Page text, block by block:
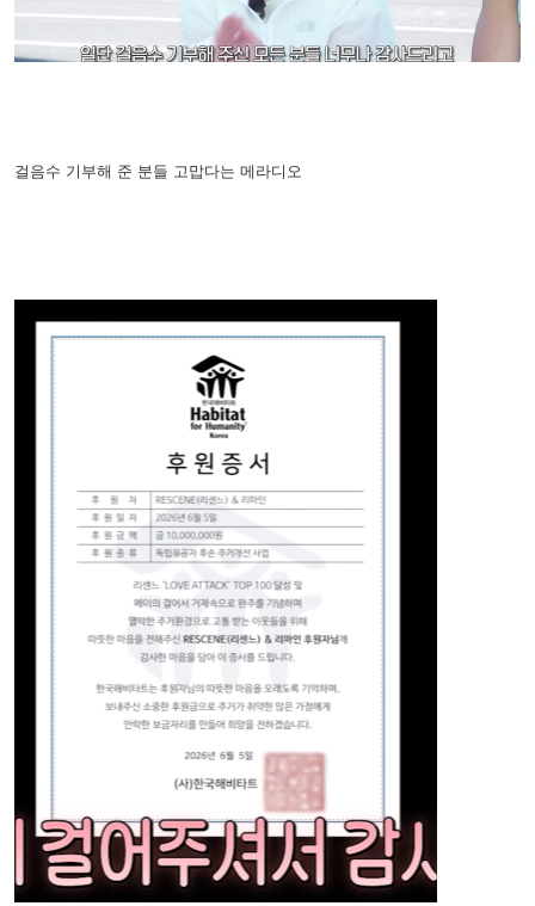
걸음수 기부해 준 분들 고맙다는 메라디오